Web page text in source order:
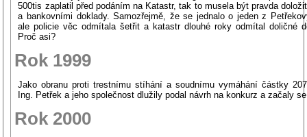
500tis zaplatil před podáním na Katastr, tak to musela být pravda
a bankovními doklady. Samozřejmě, že se jednalo o jeden z
ale policie věc odmítala šetřit a katastr dlouhé roky odmítal doličné
Proč asi?
Rok 1999
Jako obranu proti trestnímu stíhání a soudnímu vymáhání částky
Ing. Petřek a jeho společnost dlužily podal návrh na konkurz a začaly
Rok 2000